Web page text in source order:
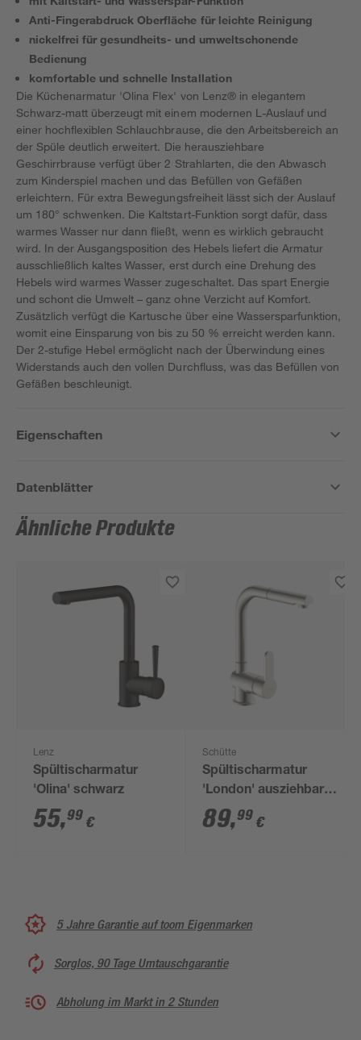
Anti-Fingerabdruck Oberfläche für leichte Reinigung
nickelfrei für gesundheits- und umweltschonende
Bedienung
komfortable und schnelle Installation
Die Küchenarmatur 'Olina Flex' von Lenz® in elegantem
Schwarz-matt überzeugt mit einem modernen L-Auslauf und
einer hochflexiblen Schlauchbrause, die den Arbeitsbereich an
der Spüle deutlich erweitert. Die herausziehbare
Geschirrbrause verfügt über 2 Strahlarten, die den Abwasch
zum Kinderspiel machen und das Befüllen von Gefäßen
erleichtern. Für extra Bewegungsfreiheit lässt sich der Auslauf
um 180° schwenken. Die Kaltstart-Funktion sorgt dafür, dass
warmes Wasser nur dann fließt, wenn es wirklich gebraucht
wird. In der Ausgangsposition des Hebels liefert die Armatur
ausschließlich kaltes Wasser, erst durch eine Drehung des
Hebels wird warmes Wasser zugeschaltet. Das spart Energie
und schont die Umwelt – ganz ohne Verzicht auf Komfort.
Zusätzlich verfügt die Kartusche über eine Wassersparfunktion,
womit eine Einsparung von bis zu 50 % erreicht werden kann.
Der 2-stufige Hebel ermöglicht nach der Überwindung eines
Widerstands auch den vollen Durchfluss, was das Befüllen von
Gefäßen beschleunigt.
Eigenschaften
Datenblätter
Ähnliche Produkte
Lenz
Spültischarmatur
'Olina' schwarz
55,99 €
Schütte
Spültischarmatur
'London' ausziehbar
edelstahlfarben
89,99 €
5 Jahre Garantie auf toom Eigenmarken
Sorglos, 90 Tage Umtauschgarantie
Abholung im Markt in 2 Stunden